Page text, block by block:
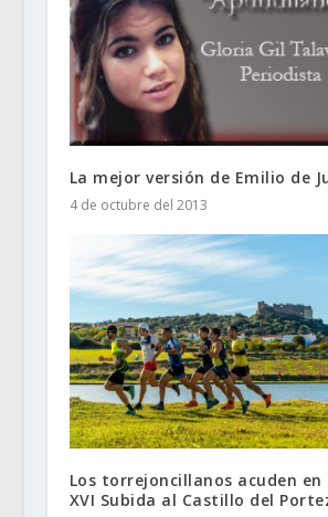
La mejor versión de Emilio de
4 de octubre del 2013
Los torrejoncillanos acuden en
XVI Subida al Castillo del